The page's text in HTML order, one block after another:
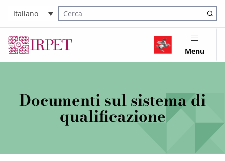
Italiano
Cerca nel sito
Menu
Documenti sul sistema di
qualificazione